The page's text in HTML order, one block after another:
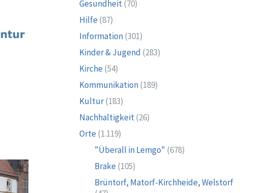
Gesundheit(70)
Hilfe (87)
Information(301)
Kinder & Jugend (283)
Kirche (54)
Kommunikation(189)
Kultur(183)
Nachhaltigkeit(26)
Orte (1.119)
"Überall in Lemgo" (678)
Brake (105)
Brüntorf, Matorf-Kirchheide, Welstorf